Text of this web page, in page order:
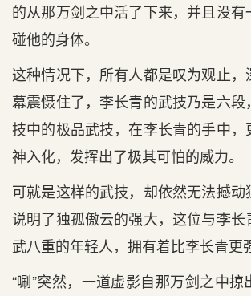
的从那万剑之中活了下来，并且没有
碰他的身体。
这种情况下，所有人都是叹为观止
幕震慑住了，李长青的武技乃是六
技中的极品武技，在李长青的手中，
神入化，发挥出了极其可怕的威力。
可就是这样的武技，却依然无法撼动
说明了独孤傲云的强大，这位与李长
武八重的年轻人，拥有着比李长青更
“唰”突然，一道虚影自那万剑之中掠